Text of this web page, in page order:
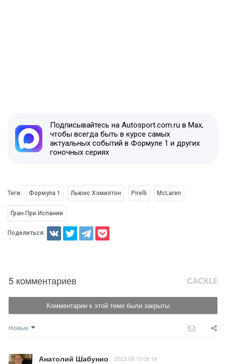
Подписывайтесь на Autosport.com.ru в Max,
чтобы всегда быть в курсе самых
актуальных событий в Формуле 1 и других
гоночных сериях
Теги: Формула 1 Льюис Хэмилтон Pirelli McLaren
Гран При Испании
Поделиться:
5 комментариев
Комментарии к этой теме были закрыты
Новые
Анатолий Шабунио 2023.08.10 08:19